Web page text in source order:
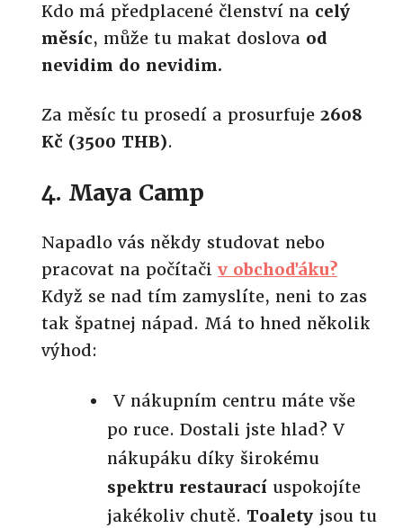
Kdo má předplacené členství na celý
měsíc, může tu makat doslova od
nevidim do nevidim.
Za měsíc tu prosedí a prosurfuje 2608
Kč (3500 THB).
4. Maya Camp
Napadlo vás někdy studovat nebo
pracovat na počítači v obchoďáku?
Když se nad tím zamyslíte, neni to zas
tak špatnej nápad. Má to hned několik
výhod:
V nákupním centru máte vše
po ruce. Dostali jste hlad? V
nákupáku díky širokému
spektru restaurací uspokojíte
jakékoliv chutě. Toalety jsou tu